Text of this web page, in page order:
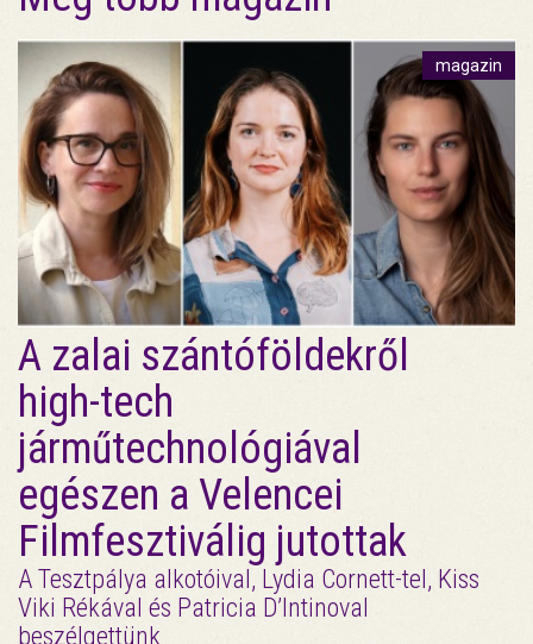
magazin
A zalai szántóföldekről
high-tech
járműtechnológiával
egészen a Velencei
Filmfesztiválig jutottak
A Tesztpálya alkotóival, Lydia Cornett-tel, Kiss
Viki Rékával és Patricia D’Intinoval
beszélgettünk